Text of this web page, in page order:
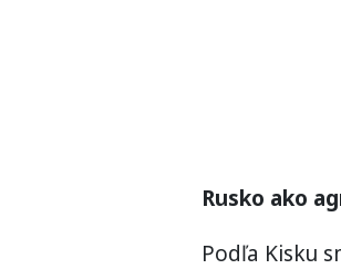
Rusko ako
Podľa Kisku